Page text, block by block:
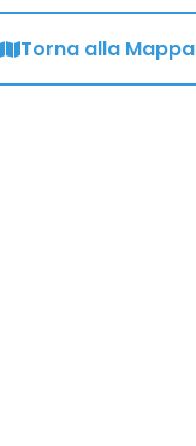
Torna alla Mappa